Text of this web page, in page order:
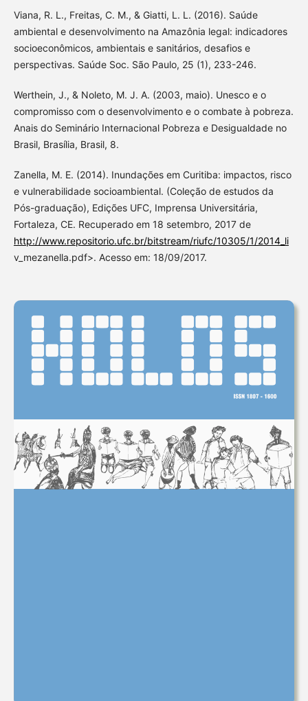
Viana, R. L., Freitas, C. M., & Giatti, L. L. (2016). Saúde
ambiental e desenvolvimento na Amazônia legal: indicadores
socioeconômicos, ambientais e sanitários, desafios e
perspectivas. Saúde Soc. São Paulo, 25 (1), 233-246.
Werthein, J., & Noleto, M. J. A. (2003, maio). Unesco e o
compromisso com o desenvolvimento e o combate à pobreza.
Anais do Seminário Internacional Pobreza e Desigualdade no
Brasil, Brasília, Brasil, 8.
Zanella, M. E. (2014). Inundações em Curitiba: impactos, risco
e vulnerabilidade socioambiental. (Coleção de estudos da
Pós-graduação), Edições UFC, Imprensa Universitária,
Fortaleza, CE. Recuperado em 18 setembro, 2017 de
http://www.repositorio.ufc.br/bitstream/riufc/10305/1/2014_li
v_mezanella.pdf>. Acesso em: 18/09/2017.